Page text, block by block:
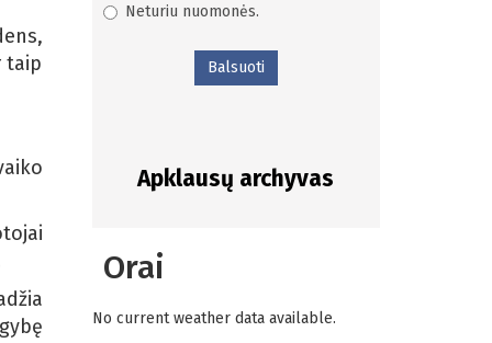
taip
Neturiu nuomonės.
Balsuoti
Apklausų archyvas
Orai
No current weather data available.